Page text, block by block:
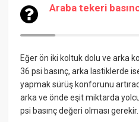
Araba tekeri
Eğer ön iki koltuk dolu ve arka
36 psi basınç, arka lastiklerde
yapmak sürüş konforunu
arka ve önde eşit miktarda
psi basınç değeri olması gerekir.